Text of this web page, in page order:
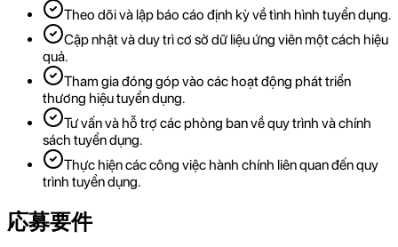
Theo dõi và lập báo cáo định kỳ về tình hình tuyển dụng.
Cập nhật và duy trì cơ sở dữ liệu ứng viên một cách hiệu
quả.
Tham gia đóng góp vào các hoạt động phát triển
thương hiệu tuyển dụng.
Tư vấn và hỗ trợ các phòng ban về quy trình và chính
sách tuyển dụng.
Thực hiện các công việc hành chính liên quan đến quy
trình tuyển dụng.
応募要件